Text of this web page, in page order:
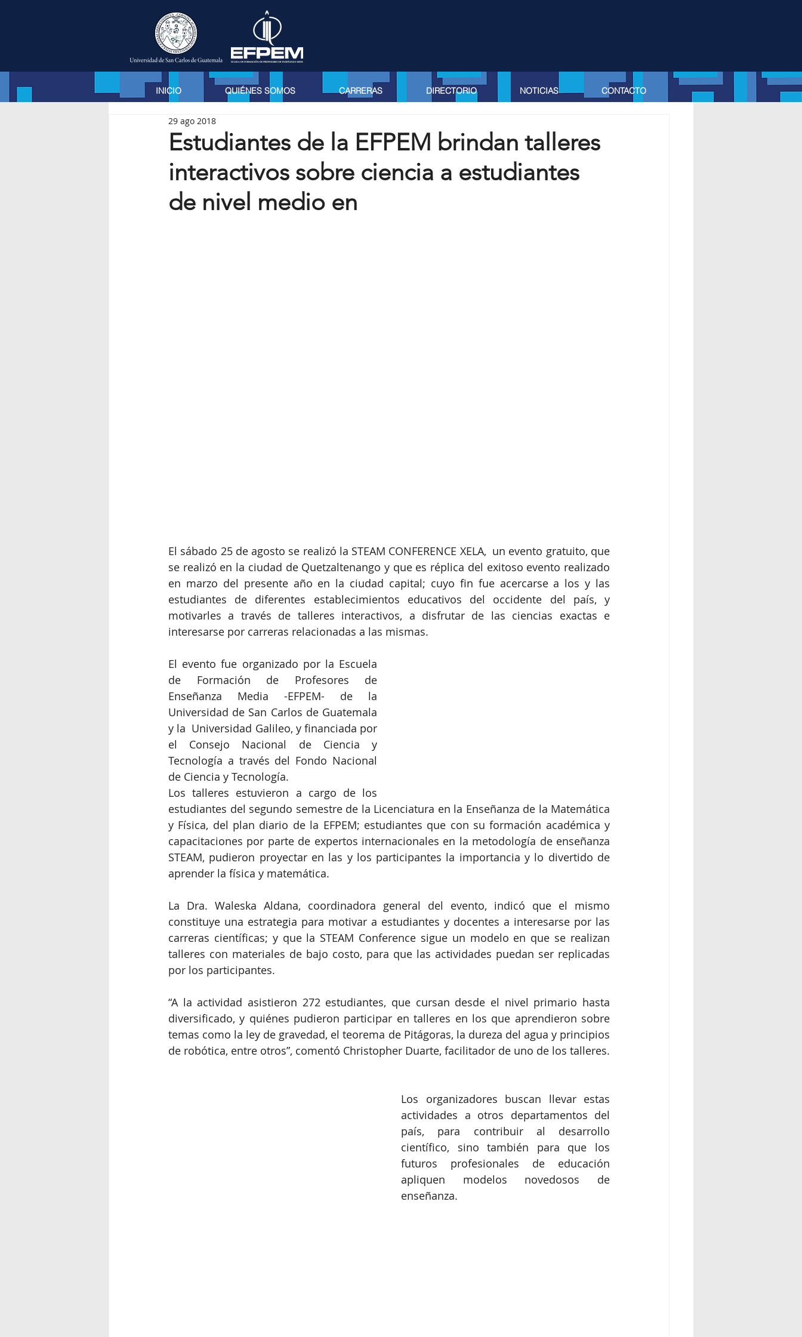
INICIO QUIÉNES SOMOS CARRERAS DIRECTORIO NOTICIAS CONTACTO
Estudiantes de la EFPEM brindan talleres
interactivos sobre ciencia a estudiantes
de nivel medio en
29 ago 2018
El sábado 25 de agosto se realizó la STEAM CONFERENCE XELA,  un evento gratuito, que
se realizó en la ciudad de Quetzaltenango y que es réplica del exitoso evento realizado
en marzo del presente año en la ciudad capital; cuyo fin fue acercarse a los y las
estudiantes de diferentes establecimientos educativos del occidente del país, y
motivarles a través de talleres interactivos, a disfrutar de las ciencias exactas e
interesarse por carreras relacionadas a las mismas.
El evento fue organizado por la Escuela
de Formación de Profesores de
Enseñanza Media -EFPEM- de la
Universidad de San Carlos de Guatemala
y la  Universidad Galileo, y financiada por
el Consejo Nacional de Ciencia y
Tecnología a través del Fondo Nacional
de Ciencia y Tecnología.
Los talleres estuvieron a cargo de los
estudiantes del segundo semestre de la Licenciatura en la Enseñanza de la Matemática
y Física, del plan diario de la EFPEM; estudiantes que con su formación académica y
capacitaciones por parte de expertos internacionales en la metodología de enseñanza
STEAM, pudieron proyectar en las y los participantes la importancia y lo divertido de
aprender la física y matemática.
La Dra. Waleska Aldana, coordinadora general del evento, indicó que el mismo
constituye una estrategia para motivar a estudiantes y docentes a interesarse por las
carreras científicas; y que la STEAM Conference sigue un modelo en que se realizan
talleres con materiales de bajo costo, para que las actividades puedan ser replicadas
por los participantes.
“A la actividad asistieron 272 estudiantes, que cursan desde el nivel primario hasta
diversificado, y quiénes pudieron participar en talleres en los que aprendieron sobre
temas como la ley de gravedad, el teorema de Pitágoras, la dureza del agua y principios
de robótica, entre otros”, comentó Christopher Duarte, facilitador de uno de los talleres.
Los organizadores buscan llevar estas
actividades a otros departamentos del
país, para contribuir al desarrollo
científico, sino también para que los
futuros profesionales de educación
apliquen modelos novedosos de
enseñanza.